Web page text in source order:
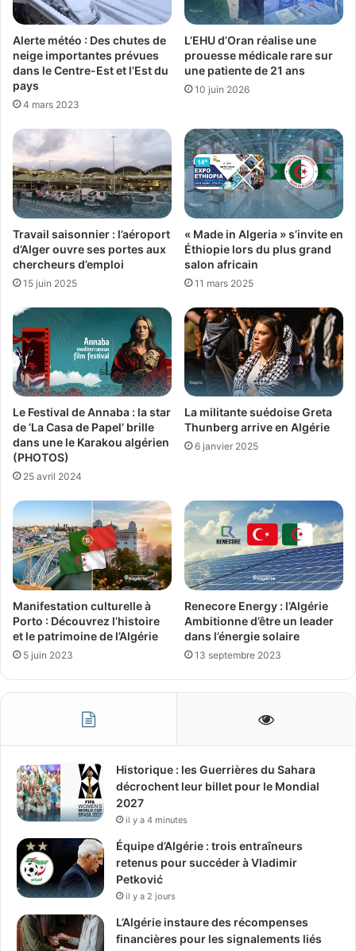
Alerte météo : Des chutes de
neige importantes prévues
dans le Centre-Est et l’Est du
pays
4 mars 2023
L’EHU d’Oran réalise une
prouesse médicale rare sur
une patiente de 21 ans
10 juin 2026
Travail saisonnier : l’aéroport
d’Alger ouvre ses portes aux
chercheurs d’emploi
15 juin 2025
« Made in Algeria » s’invite en
Éthiopie lors du plus grand
salon africain
11 mars 2025
Le Festival de Annaba : la star
de ‘La Casa de Papel’ brille
dans une le Karakou algérien
(PHOTOS)
25 avril 2024
La militante suédoise Greta
Thunberg arrive en Algérie
6 janvier 2025
Manifestation culturelle à
Porto : Découvrez l’histoire
et le patrimoine de l’Algérie
5 juin 2023
Renecore Energy : l’Algérie
Ambitionne d’être un leader
dans l’énergie solaire
13 septembre 2023
Historique : les Guerrières du Sahara
décrochent leur billet pour le Mondial
2027
il y a 4 minutes
Équipe d’Algérie : trois entraîneurs
retenus pour succéder à Vladimir
Petković
il y a 2 jours
L’Algérie instaure des récompenses
financières pour les signalements liés